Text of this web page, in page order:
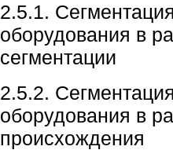
2.5.1.
оборудования в
сегментации
2.5.2.
оборудования в
происхождения